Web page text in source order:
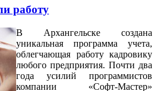
работу
В Архангельске создана
уникальная программа учета,
облегчающая работу кадровику
любого предприятия. Почти два
года усилий программистов
компании «Софт-Мастер»